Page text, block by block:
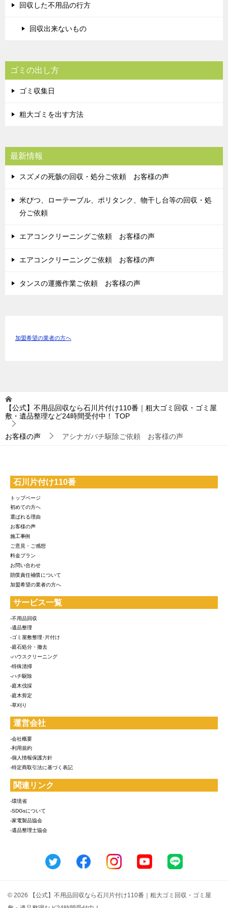
回収した不用品の行方
回収出来ないもの
ゴミの出し方
ゴミ収集日
粗大ゴミを出す方法
最新情報
スズメの死骸の回収・処分ご依頼 お客様の声
米びつ、ローテーブル、ポリタンク、物干し台等の回収・処
分ご依頼
エアコンクリーニングご依頼 お客様の声
エアコンクリーニングご依頼 お客様の声
タンスの運搬作業ご依頼 お客様の声
加盟希望の業者の方へ
【公式】不用品回収なら石川片付け110番｜粗大ゴミ回収・ゴミ屋
敷・遺品整理など24時間受付中！
TOP
お客様の声 アシナガバチ駆除ご依頼 お客様の声
石川片付け110番
トップページ
初めての方へ
選ばれる理由
お客様の声
施工事例
ご意見・ご感想
料金プラン
お問い合わせ
賠償責任補償について
加盟希望の業者の方へ
サービス一覧
-不用品回収
-遺品整理
-ゴミ屋敷整理･片付け
-庭石処分・撤去
-ハウスクリーニング
-特殊清掃
-ハチ駆除
-庭木伐採
-庭木剪定
-草刈り
運営会社
-会社概要
-利用規約
-個人情報保護方針
-特定商取引法に基づく表記
関連リンク
-環境省
-SDGsについて
-家電製品協会
-遺品整理士協会
© 2026 【公式】不用品回収なら石川片付け110番｜粗大ゴミ回収・ゴミ屋